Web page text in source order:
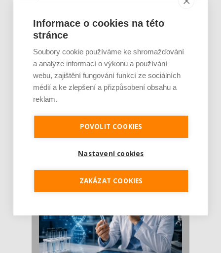
Je jen pro sportovce, přiberu po něm a ve
stravě ho mám dostatek. Znáte nejčastějš [...]
Pojem protein již nějakou dobu rezonuje
se o ně...
Informace o cookies na této
stránce
Soubory cookie používáme ke shromažďování
a analýze informací o výkonu a používání
webu, zajištění fungování funkcí ze sociálních
médií a ke zlepšení a přizpůsobení obsahu a
reklam.
POVOLIT COOKIES
Nastavení cookies
ZAKÁZAT COOKIES